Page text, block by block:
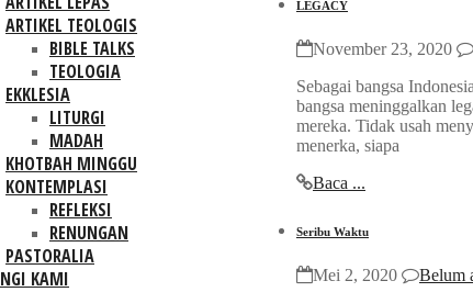
ARTIKEL TEOLOGIS
BIBLE TALKS
TEOLOGIA
EKKLESIA
LITURGI
MADAH
KHOTBAH MINGGU
KONTEMPLASI
REFLEKSI
RENUNGAN
PASTORALIA
KAMI
LEGACY
November 23, 2020
Sebagai bangsa
bangsa meninggalkan
mereka. Tidak usah
menerka, siapa
Baca ...
Seribu Waktu
Mei 2, 2020 Belum